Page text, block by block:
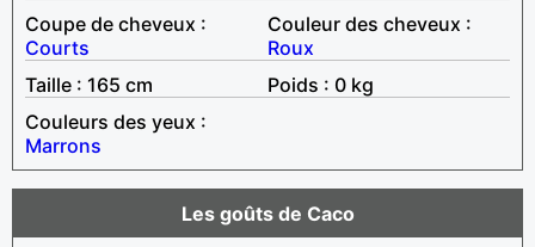
Coupe de cheveux :
Courts
Couleur des cheveux :
Roux
Taille : 165 cm
Poids : 0 kg
Couleurs des yeux :
Marrons
Les goûts de Caco